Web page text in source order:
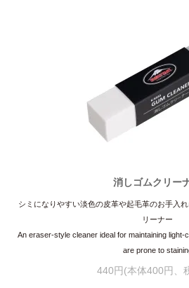
消しゴムクリー
シミになりやすい淡色の皮革や起毛革のお手入
リーナー
An eraser-style cleaner ideal for maintaining light-
are prone to
440円(本体400円、